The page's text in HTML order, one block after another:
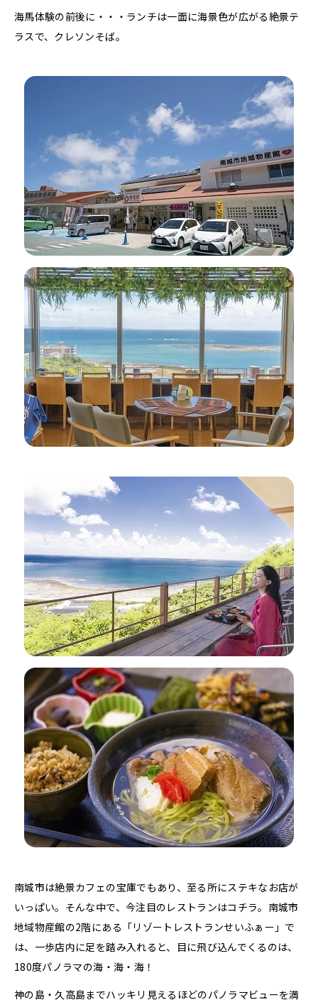
海馬体験の前後に・・・ランチは一面に海景色が広がる絶景テ
ラスで、クレソンそば。
南城市は絶景カフェの宝庫でもあり、至る所にステキなお店が
いっぱい。そんな中で、今注目のレストランはコチラ。南城市
地域物産館の2階にある「リゾートレストランせいふぁー」で
は、一歩店内に足を踏み入れると、目に飛び込んでくるのは、
180度パノラマの海・海・海！
神の島・久高島までハッキリ見えるほどのパノラマビューを満